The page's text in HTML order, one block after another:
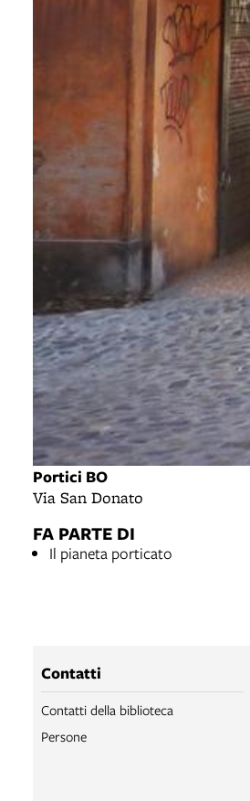
Portici BO
Via San Donato
FA PARTE DI
Il pianeta porticato
Contatti
Contatti della biblioteca
Persone